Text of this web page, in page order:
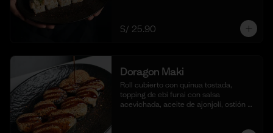
S/ 25.90
Doragon Maki
Roll cubierto con quinua tostada,
topping de ebi furai con salsa
acevichada, aceite de ajonjolí, ostión y